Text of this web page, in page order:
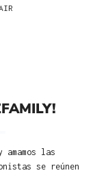
amamos las
se reúnen